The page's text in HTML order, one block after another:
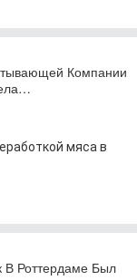
Компании
мяса в
В Роттердаме Был